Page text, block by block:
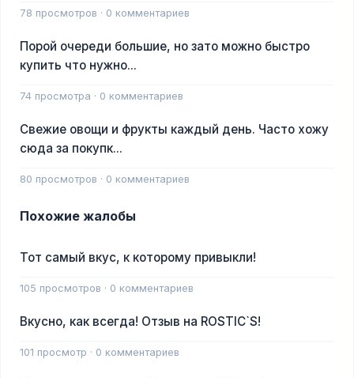
78 просмотров · 0 комментариев
Порой очереди большие, но зато можно быстро
купить что нужно...
74 просмотра · 0 комментариев
Свежие овощи и фрукты каждый день. Часто хожу
сюда за покупк...
80 просмотров · 0 комментариев
Похожие жалобы
Тот самый вкус, к которому привыкли!
105 просмотров · 0 комментариев
Вкусно, как всегда! Отзыв на ROSTIC`S!
101 просмотр · 0 комментариев